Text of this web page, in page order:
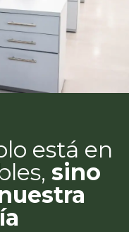
está en
sino